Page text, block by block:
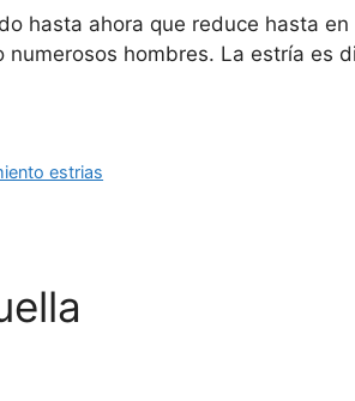
hasta ahora que reduce hasta
hombres. La estría es
estrias